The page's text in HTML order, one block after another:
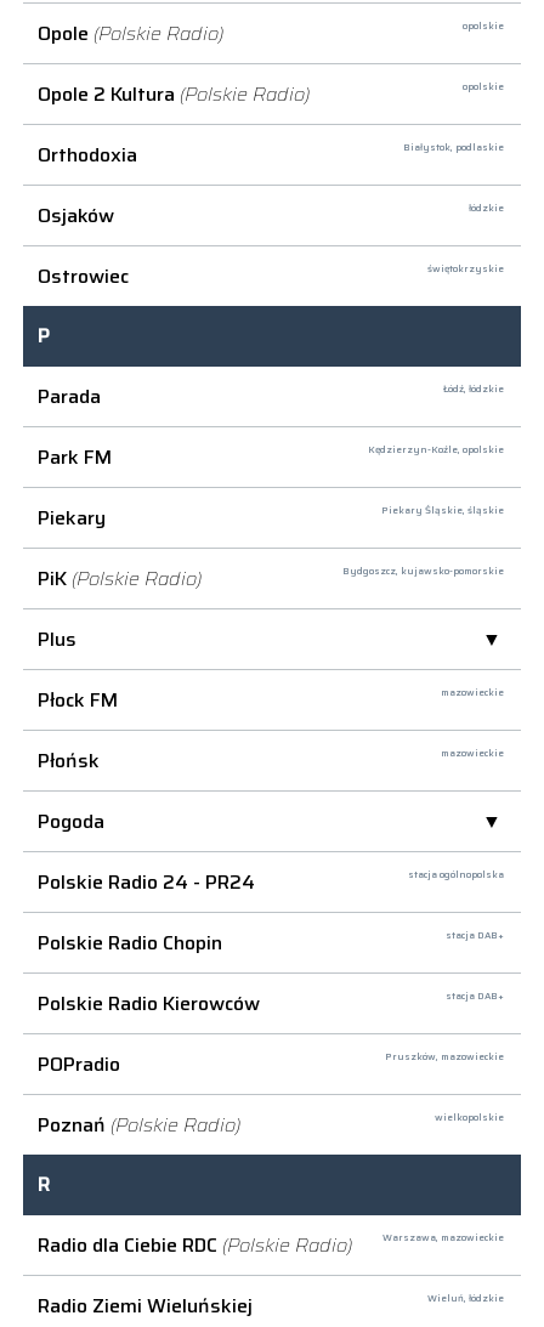
Opole (Polskie Radio) opolskie
Opole 2 Kultura (Polskie Radio) opolskie
Orthodoxia Białystok, podlaskie
Osjaków łódzkie
Ostrowiec świętokrzyskie
P
Parada
Łódź, łódzkie
Park FM Kędzierzyn-Koźle, opolskie
Piekary Piekary Śląskie, śląskie
PiK (Polskie Radio) Bydgoszcz, kujawsko-pomorskie
Plus
Płock FM
mazowieckie
Płońsk mazowieckie
Pogoda
Polskie Radio 24 - PR24
stacja ogólnopolska
Polskie Radio Chopin stacja DAB+
Polskie Radio Kierowców stacja DAB+
POPradio Pruszków, mazowieckie
Poznań (Polskie Radio) wielkopolskie
R
Radio dla Ciebie RDC (Polskie Radio) Warszawa, mazowieckie
Radio Ziemi Wieluńskiej Wieluń, łódzkie